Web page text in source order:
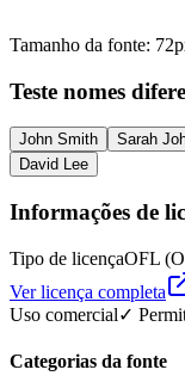
Tamanho da fonte: 72
Teste nomes
John Smith Sarah
David Lee
Informações de
Tipo de licençaOFL
Ver licença completa
Uso comercial✓
Categorias da fonte